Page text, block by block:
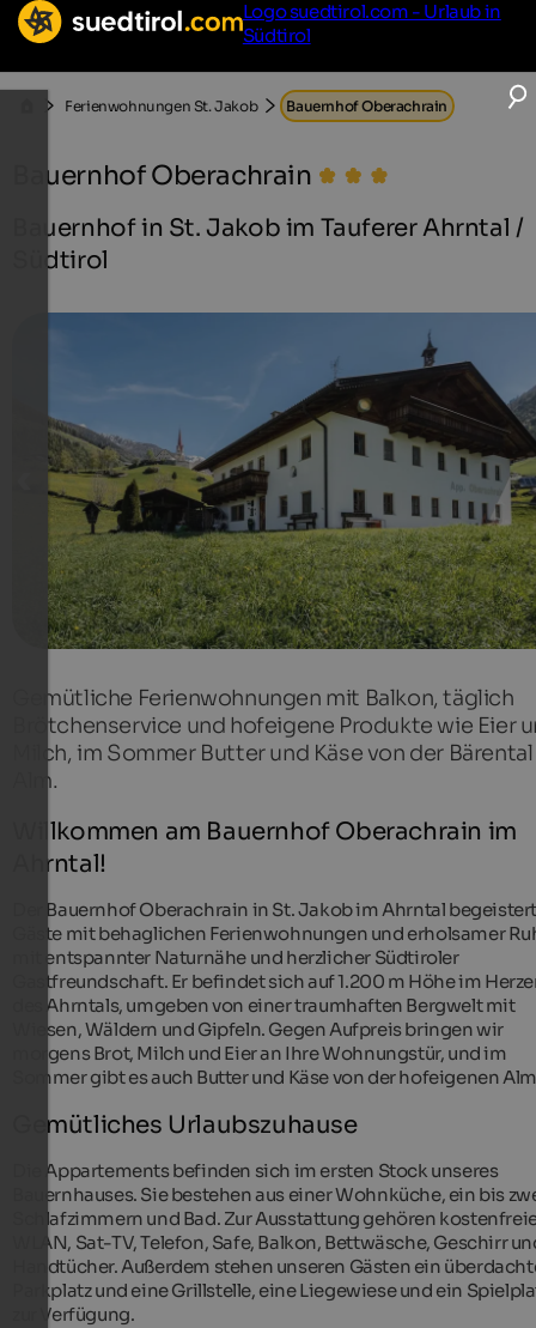
Logo suedtirol.com - Urlaub in
Südtirol
Ferienwohnungen St. Jakob Bauernhof Oberachrain
Bauernhof Oberachrain
Bauernhof in St. Jakob im Tauferer Ahrntal /
Südtirol
Gemütliche Ferienwohnungen mit Balkon, täglich
Brötchenservice und hofeigene Produkte wie Eier
Milch, im Sommer Butter und Käse von der Bärental
Alm.
Willkommen am Bauernhof Oberachrain im
Ahrntal!
Der Bauernhof Oberachrain in St. Jakob im Ahrntal
Gäste mit behaglichen Ferienwohnungen und erholsamer
mit entspannter Naturnähe und herzlicher Südtiroler
Gastfreundschaft. Er befindet sich auf 1.200 m Höhe im
des Ahrntals, umgeben von einer traumhaften Bergwelt mit
Wiesen, Wäldern und Gipfeln. Gegen Aufpreis bringen wir
morgens Brot, Milch und Eier an Ihre Wohnungstür, und im
Sommer gibt es auch Butter und Käse von der hofeigenen
Gemütliches Urlaubszuhause
Die Appartements befinden sich im ersten Stock unseres
Bauernhauses. Sie bestehen aus einer Wohnküche, ein bis
Schlafzimmern und Bad. Zur Ausstattung gehören
WLAN, Sat-TV, Telefon, Safe, Balkon, Bettwäsche, Geschirr
Handtücher. Außerdem stehen unseren Gästen ein
Parkplatz und eine Grillstelle, eine Liegewiese und ein
zur Verfügung.